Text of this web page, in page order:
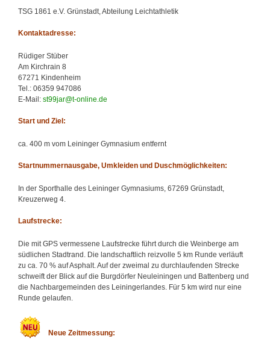
TSG 1861 e.V. Grünstadt, Abteilung Leichtathletik
Kontaktadresse:
Rüdiger Stüber
Am Kirchrain 8
67271 Kindenheim
Tel.: 06359 947086
E-Mail: st99jar@t-online.de
Start und Ziel:
ca. 400 m vom Leininger Gymnasium entfernt
Startnummernausgabe, Umkleiden und Duschmöglichkeiten:
In der Sporthalle des Leininger Gymnasiums, 67269 Grünstadt,
Kreuzerweg 4.
Laufstrecke:
Die mit GPS vermessene Laufstrecke führt durch die Weinberge am
südlichen Stadtrand. Die landschaftlich reizvolle 5 km Runde verläuft
zu ca. 70 % auf Asphalt. Auf der zweimal zu durchlaufenden Strecke
schweift der Blick auf die Burgdörfer Neuleiningen und Battenberg und
die Nachbargemeinden des Leiningerlandes. Für 5 km wird nur eine
Runde gelaufen.
Neue Zeitmessung: